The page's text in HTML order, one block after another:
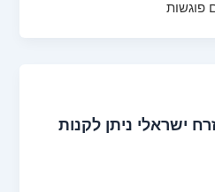
פוגשות
ישראלי ניתן לקנות